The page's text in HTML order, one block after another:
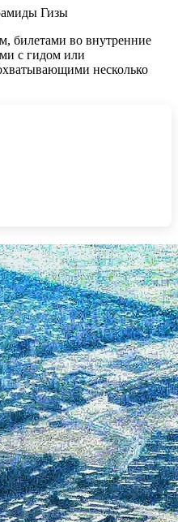
Гизы
билетами во внутренние
с гидом или
несколько